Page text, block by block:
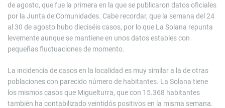
de agosto, que fue la primera en la que se publicaron datos oficiales
por la Junta de Comunidades. Cabe recordar, que la semana del 24
al 30 de agosto hubo dieciséis casos, por lo que La Solana repunta
levemente aunque se mantiene en unos datos estables con
pequeñas fluctuaciones de momento.
La incidencia de casos en la localidad es muy similar a la de otras
poblaciones con parecido número de habitantes. La Solana tiene
los mismos casos que Miguelturra, que con 15.368 habitantes
también ha contabilizado veintidós positivos en la misma semana.